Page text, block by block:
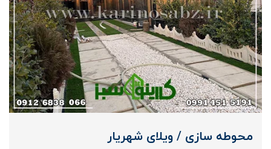
محوطه سازی / ویلای شهریار